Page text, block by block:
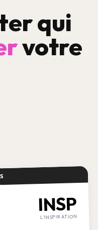
qui
votre
INSP
L'INSPIRATION